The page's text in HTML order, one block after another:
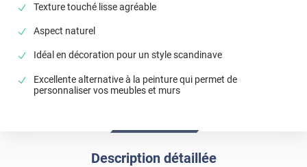
Texture touché lisse agréable
Aspect naturel
Idéal en décoration pour un style scandinave
Excellente alternative à la peinture qui permet de
personnaliser vos meubles et murs
Description détaillée